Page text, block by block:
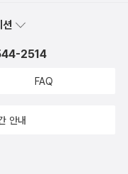
션
2514
FAQ
안내